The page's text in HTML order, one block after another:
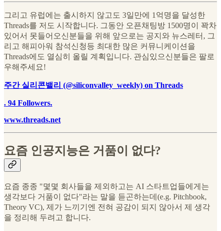
그리고 유럽에는 출시하지 않고도 3일만에 1억명을 달성한
Threads를 저도 시작합니다. 그동안 오픈채팅방 1500명이 꽉차
있어서 못들어오신분들을 위해 앞으로는 공지와 뉴스레터, 그
리고 해피아워 참석신청등 최대한 많은 커뮤니케이션을
Threads에도 열심히 올릴 계획입니다. 관심있으신분들은 팔로
우해주세요!
주간 실리콘밸리 (@siliconvalley_weekly) on Threads
. 94 Followers.
www.threads.net
요즘 인공지능은 거품이 없다?
요즘 종종 "몇몇 회사들을 제외하고는 AI 스타트업들에게는
생각보다 거품이 없다"라는 말을 듣곤하는데(e.g. Pitchbook,
Theory VC), 제가 느끼기엔 전혀 공감이 되지 않아서 제 생각
을 정리해 두려고 합니다.